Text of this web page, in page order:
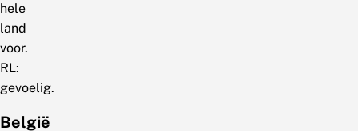
hele
land
voor.
RL:
gevoelig.
België